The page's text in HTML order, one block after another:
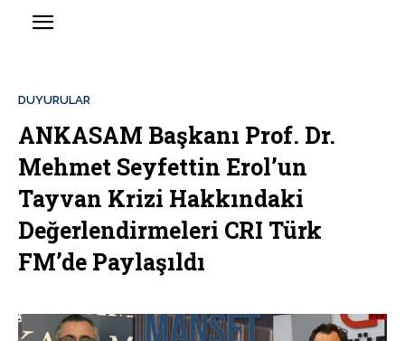
DUYURULAR
ANKASAM Başkanı Prof. Dr.
Mehmet Seyfettin Erol’un
Tayvan Krizi Hakkındaki
Değerlendirmeleri CRI Türk
FM’de Paylaşıldı